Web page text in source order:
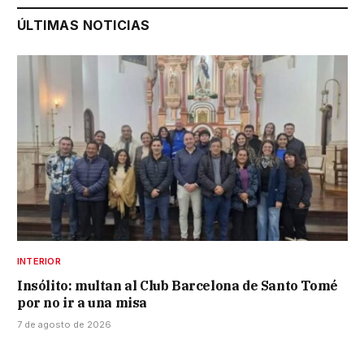
ÚLTIMAS NOTICIAS
INTERIOR
Insólito: multan al Club Barcelona de Santo Tomé
por no ir a una misa
7 de agosto de 2026